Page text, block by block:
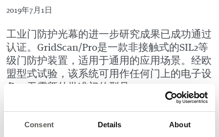
Consent Details About
2019年7月1日
工业门防护光幕的进一步研究成果已成功通过
认证。GridScan/Pro是一款非接触式的SIL2等
级门防护装置，适用于通用的应用场景。经欧
盟型式试验，该系统可用作任何门上的电子设
由于其多输出设计，维修技术人员可以直接决定系统所使用
的输出类型。FSS（OSE）和半导体输出之间的选择是通过